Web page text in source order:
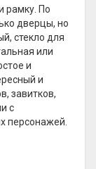
рамку. По
дверцы, но
стекло для
или
и
и
завитков,
с
персонажей.